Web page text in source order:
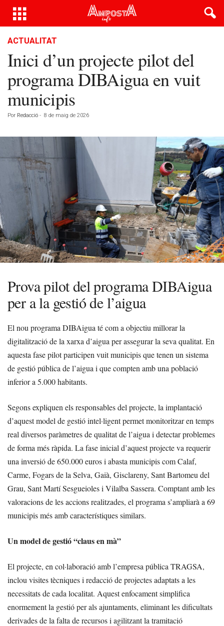
ACTUALITAT
Inici d’un projecte pilot del
programa DIBAigua en vuit
municipis
Por Redacció - 8 de maig de 2026
Prova pilot del programa DIBAigua
per a la gestió de l’aigua
El nou programa DIBAigua té com a objectiu millorar la
digitalització de la xarxa d’aigua per assegurar la seva qualitat. En
aquesta fase pilot participen vuit municipis que tenen un sistema
de gestió pública de l’aigua i que compten amb una població
inferior a 5.000 habitants.
Segons expliquen els responsables del projecte, la implantació
d’aquest model de gestió intel·ligent permet monitoritzar en temps
real diversos paràmetres de qualitat de l’aigua i detectar problemes
de forma més ràpida. La fase inicial d’aquest projecte va requerir
una inversió de 650.000 euros i abasta municipis com Calaf,
Carme, Fogars de la Selva, Gaià, Gisclareny, Sant Bartomeu del
Grau, Sant Martí Sesgueioles i Vilalba Sassera. Comptant amb les
valoracions de les accions realitzades, el programa s’ampliarà a 69
municipis més amb característiques similars.
Un model de gestió “claus en mà”
El projecte, en col·laboració amb l’empresa pública TRAGSA,
inclou visites tècniques i redacció de projectes adaptats a les
necessitats de cada localitat. Aquest enfocament simplifica
enormement la gestió per als ajuntaments, eliminant les dificultats
derivades de la falta de recursos i agilitzant la tramitació